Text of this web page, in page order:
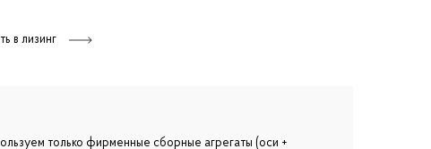
в лизинг
только фирменные сборные агрегаты (оси +